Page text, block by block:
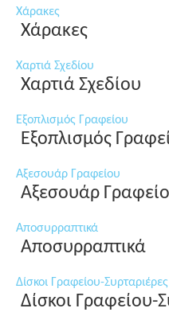
Χάρακες
Χάρακες
Χαρτιά Σχεδίου
Χαρτιά Σχεδίου
Εξοπλισμός Γραφείου
Εξοπλισμός
Αξεσουάρ Γραφείου
Αξεσουάρ
Αποσυρραπτικά
Αποσυρραπτικά
Δίσκοι Γραφείου-Συρταριέρες
Δίσκοι Γραφείου-